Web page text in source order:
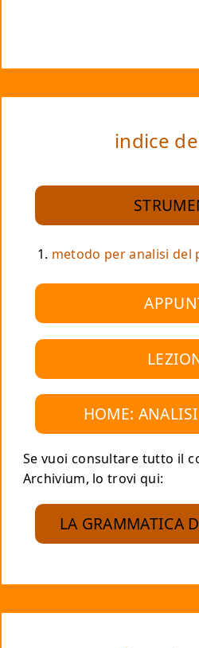
indice
metodo per analisi del
HOME:
Se vuoi consultare tutto il
Archivium, lo trovi qui:
LA GRAMMATICA